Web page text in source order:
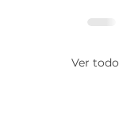
Ver todo